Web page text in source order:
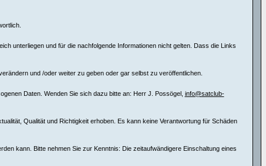
unterliegen und für die nachfolgende Informationen nicht gelten. Dass die Links
und /oder weiter zu geben oder gar selbst zu veröffentlichen.
Daten. Wenden Sie sich dazu bitte an: Herr J. Possögel, info@satclub-
Qualität und Richtigkeit erhoben. Es kann keine Verantwortung für Schäden
kann. Bitte nehmen Sie zur Kenntnis: Die zeitaufwändigere Einschaltung eines